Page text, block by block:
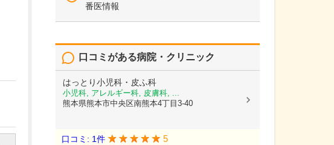
番医情報
口コミがある病院・クリニック
はっとり小児科・皮ふ科
小児科, アレルギー科, 皮膚科, ...
熊本県熊本市中央区南熊本4丁目3-40
口コミ: 1件 5